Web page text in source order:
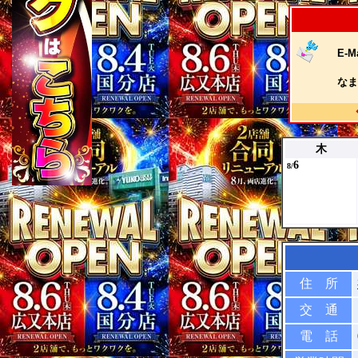
E-
な
木
8/6
住 所
交 通
電 話